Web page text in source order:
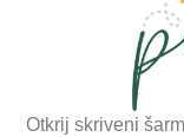
Otkrij skriveni